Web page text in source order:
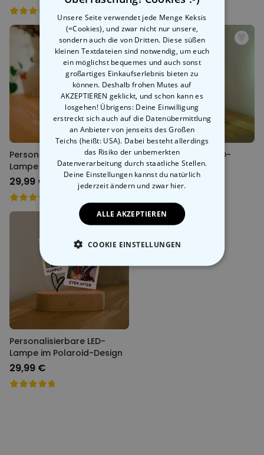
Personalisierbare Herz-
Lampe mit Name
29,99 €
Personalisierbare LED-
Lampe mit Foto
29,99 €
Personalisierbare LED-
Lampe im Polaroid-Design
29,99 €
Unsere Seite verwendet jede Menge Keksis
(=Cookies), und zwar nicht nur unsere,
sondern auch die von Dritten. Diese süßen
kleinen Textdateien sind notwendig, um euch
ein möglichst bequemes und auch sonst
großartiges Einkaufserlebnis bieten zu
können. Deshalb frohen Mutes auf
AKZEPTIEREN geklickt, und schon kann es
losgehen! Übrigens: Deine Einwilligung
erstreckt sich auch auf die Datenübermittlung
an Anbieter von jenseits des Großen
Teichs (heißt: USA). Dabei besteht allerdings
das Risiko der unbemerkten
Datenverarbeitung durch staatliche Stellen.
Deine Einstellungen kannst du natürlich
jederzeit ändern und zwar hier.
ALLE AKZEPTIEREN
COOKIE EINSTELLUNGEN
ESSENTIELL